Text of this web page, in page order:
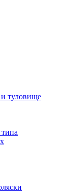
туловище